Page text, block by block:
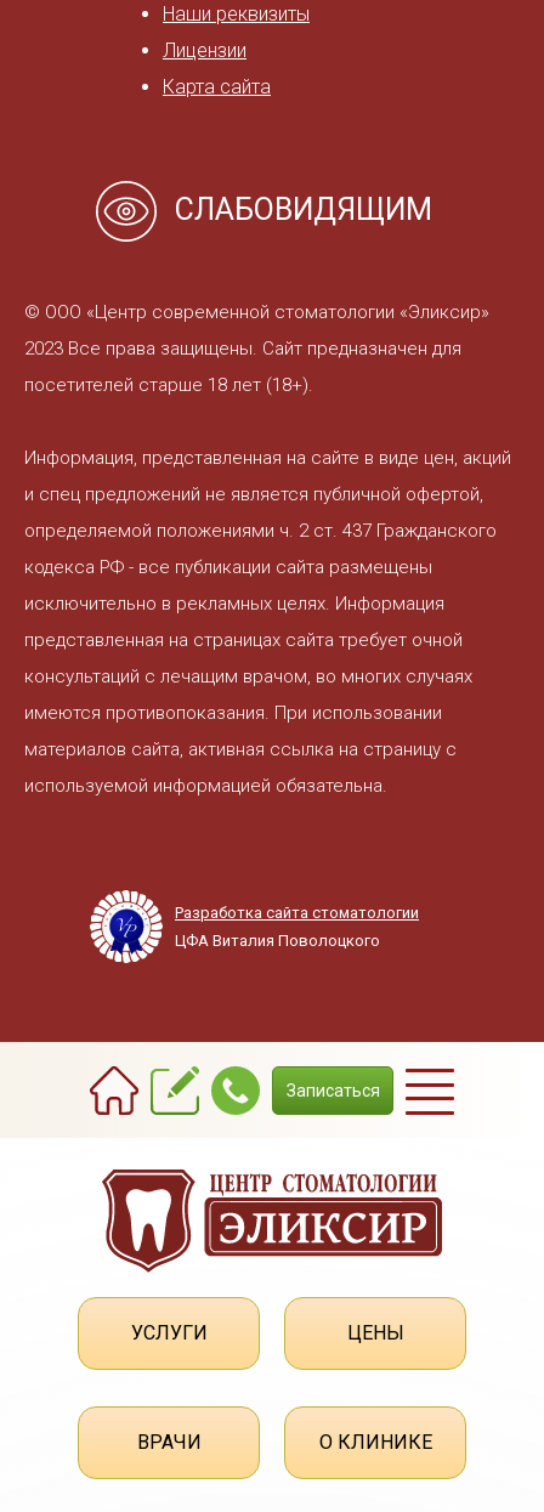
Наши реквизиты
Лицензии
Карта сайта
СЛАБОВИДЯЩИМ
© ООО «Центр современной стоматологии «Эликсир»
2023 Все права защищены. Сайт предназначен для
посетителей старше 18 лет (18+).
Информация, представленная на сайте в виде цен, акций
и спец предложений не является публичной офертой,
определяемой положениями ч. 2 ст. 437 Гражданского
кодекса РФ - все публикации сайта размещены
исключительно в рекламных целях. Информация
представленная на страницах сайта требует очной
консультаций с лечащим врачом, во многих случаях
имеются противопоказания. При использовании
материалов сайта, активная ссылка на страницу с
используемой информацией обязательна.
Разработка сайта стоматологии
ЦФА Виталия Поволоцкого
Записаться
УСЛУГИ ЦЕНЫ
ВРАЧИ О КЛИНИКЕ
+7(3822) 908-800